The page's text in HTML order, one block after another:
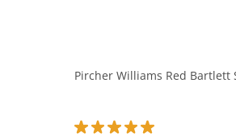
Pircher Williams Red